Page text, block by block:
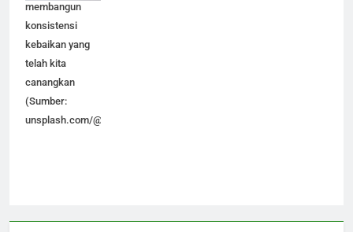
membangun
konsistensi
kebaikan yang
telah kita
canangkan
(Sumber:
unsplash.com/@goodfacesagency)